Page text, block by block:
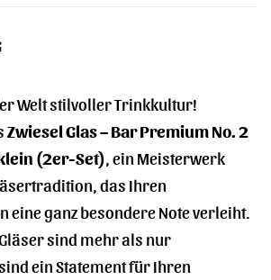
Welt stilvoller Trinkkultur!
Zwiesel Glas – Bar Premium No. 2
(2er-Set) , ein Meisterwerk
das Ihren
eine ganz besondere Note verleiht.
sind mehr als nur
ein Statement für Ihren